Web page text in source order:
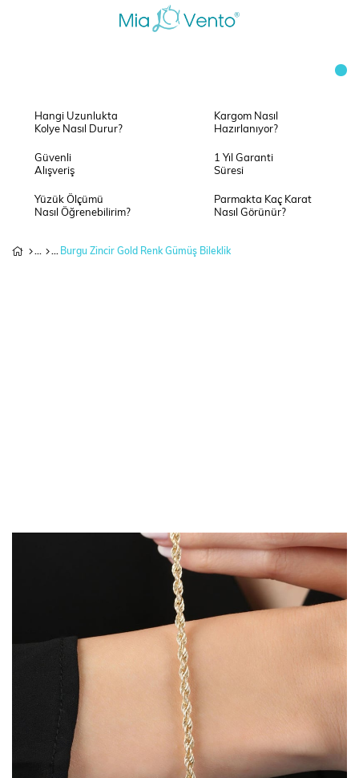
Hangi Uzunlukta
Kolye Nasıl Durur?
Kargom Nasıl
Hazırlanıyor?
Güvenli
Alışveriş
1 Yıl Garanti
Süresi
Yüzük Ölçümü
Nasıl Öğrenebilirim?
Parmakta Kaç Karat
Nasıl Görünür?
Burgu Zincir Gold Renk Gümüş Bileklik